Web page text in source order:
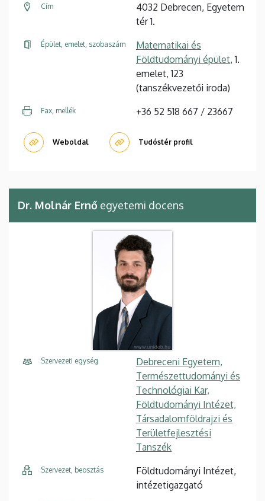
Cím
4032 Debrecen, Egyetem
tér 1.
Épület, emelet, szobaszám
Matematikai és
Földtudományi épület, 1.
emelet, 123
(tanszékvezetői iroda)
Fax, mellék +36 52 518 667 / 23667
Weboldal Tudóstér profil
Dr. Molnár Ernő egyetemi docens
Szervezeti egység
Debreceni Egyetem,
Természettudományi és
Technológiai Kar,
Földtudományi Intézet,
Társadalomföldrajzi és
Területfejlesztési
Tanszék
Szervezet, beosztás
Földtudományi Intézet,
intézetigazgató